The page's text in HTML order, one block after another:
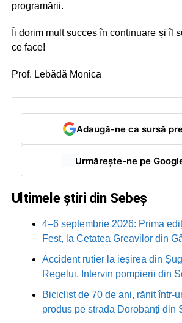
programării.
Îi dorim mult succes în continuare și îl
ce face!
Prof. Lebădă Monica
Adaugă-ne ca sursă
Urmărește-ne pe
Ultimele știri din Sebeș
4–6 septembrie 2026: Prima
Fest, la Cetatea Greavilor din
Accident rutier la ieșirea din
Regelui. Intervin pompierii din
Biciclist de 70 de ani, rănit într-
produs pe strada Dorobanți din